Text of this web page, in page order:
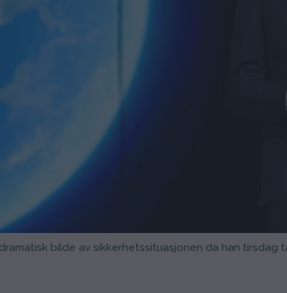
bilde av sikkerhetssituasjonen da han tirsdag